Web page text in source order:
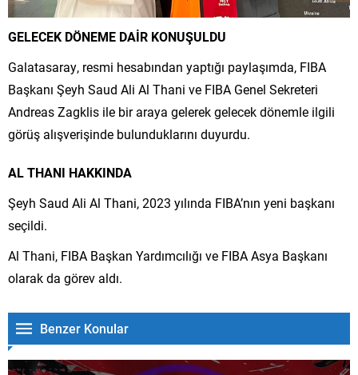
GELECEK DÖNEME DAİR KONUŞULDU
Galatasaray, resmi hesabından yaptığı paylaşımda, FIBA
Başkanı Şeyh Saud Ali Al Thani ve FIBA Genel Sekreteri
Andreas Zagklis ile bir araya gelerek gelecek dönemle ilgili
görüş alışverişinde bulunduklarını duyurdu.
AL THANI HAKKINDA
Şeyh Saud Ali Al Thani, 2023 yılında FIBA’nın yeni başkanı
seçildi.
Al Thani, FIBA ​​Başkan Yardımcılığı ve FIBA ​​Asya Başkanı
olarak da görev aldı.
Benzer Konular